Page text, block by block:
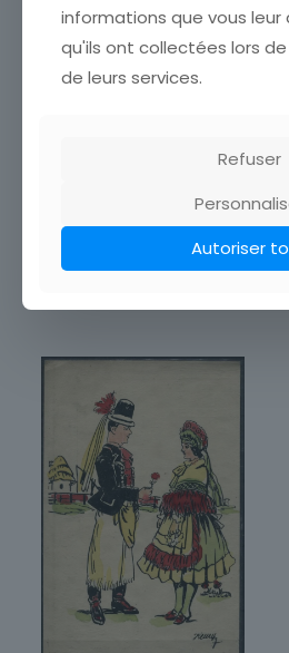
CARTE POSTALE
ILLUSTRATEUR NOS JOLIES
ARTISTE 1° SERIE HENRI
MANUEL
vos frais de port. Attendez
[…]
12,00€
informations que vous leur
qu'ils ont collectées lors
de leurs services.
Refuser
Autoriser